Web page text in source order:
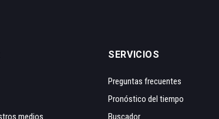
SERVICIOS
Preguntas frecuentes
Pronóstico del tiempo